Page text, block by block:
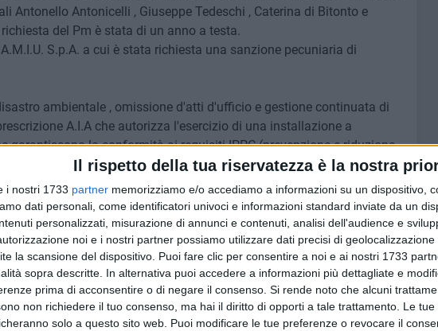
Il rispetto della tua riservatezza è la nostra
i nostri 1733 partner memorizziamo e/o accediamo a informazioni su un dispositivo,
dati personali, come identificatori univoci e informazioni standard inviate da un
personalizzati, misurazione di annunci e contenuti, analisi dell'audience e
noi e i nostri partner possiamo utilizzare dati precisi di
la scansione del dispositivo. Puoi fare clic per consentire a noi e ai nostri 1733
sopra descritte. In alternativa puoi accedere a informazioni più dettagliate e
prima di acconsentire o di negare il consenso. Si rende noto che alcuni
non richiedere il tuo consenso, ma hai il diritto di opporti a tale trattamento. Le
solo a questo sito web. Puoi modificare le tue preferenze o revocare il
Antonello Antonicelli , Giuseppe Tedeschi , Caterina di Bitonto e
del Pm è stata di un anno a testa.
S.p.A. a cui è stata richiesta una sanzione pecuniaria di
ambientale , omissione d'atti d'ufficio e gestione continuata di
A.I.A che autorizza l'esercizio di una installazione a
garantiscono la conformità ai requisiti IPPC (prevenzione e riduzione
, ed emissione in area non autorizzate. La discarica è stata ormai